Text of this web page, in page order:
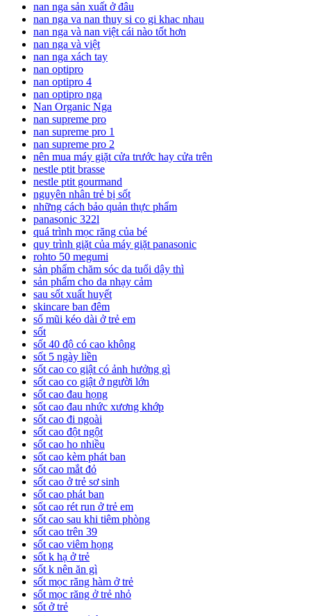
nan nga sản xuất ở đâu
nan nga va nan thuy si co gi khac nhau
nan nga và nan việt cái nào tốt hơn
nan nga và việt
nan nga xách tay
nan optipro
nan optipro 4
nan optipro nga
Nan Organic Nga
nan supreme pro
nan supreme pro 1
nan supreme pro 2
nên mua máy giặt cửa trước hay cửa trên
nestle ptit brasse
nestle ptit gourmand
nguyên nhân trẻ bị sốt
những cách bảo quản thực phẩm
panasonic 322l
quá trình mọc răng của bé
quy trình giặt của máy giặt panasonic
rohto 50 megumi
sản phẩm chăm sóc da tuổi dậy thì
sản phẩm cho da nhạy cảm
sau sốt xuất huyết
skincare ban đêm
sổ mũi kéo dài ở trẻ em
sốt
sốt 40 độ có cao không
sốt 5 ngày liền
sốt cao co giật có ảnh hưởng gì
sốt cao co giật ở người lớn
sốt cao đau họng
sốt cao đau nhức xương khớp
sốt cao đi ngoài
sốt cao đột ngột
sốt cao ho nhiều
sốt cao kèm phát ban
sốt cao mắt đỏ
sốt cao ở trẻ sơ sinh
sốt cao phát ban
sốt cao rét run ở trẻ em
sốt cao sau khi tiêm phòng
sốt cao trên 39
sốt cao viêm họng
sốt k hạ ở trẻ
sốt k nên ăn gì
sốt mọc răng hàm ở trẻ
sốt mọc răng ở trẻ nhỏ
sốt ở trẻ